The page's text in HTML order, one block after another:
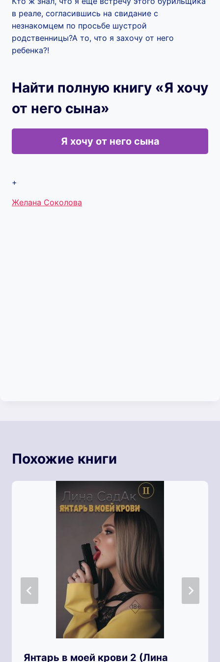
в реале, согласившись на свидание с
незнакомцем по просьбе шустрой
родственницы?А то, что я захочу от него
ребенка?!
Найти полную книгу «Я хочу
от него сына»
Я хочу от него сына
+
Метки
Желана Соколова
Похожие книги
Янтарь в моей крови 2 (Лина